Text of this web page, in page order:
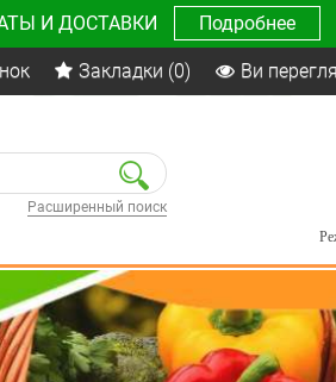
И ДОСТАВКИ Подробнее
Закладки (0) Ви
Расширенный поиск